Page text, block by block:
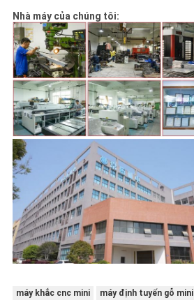
Nhà máy của chúng tôi:
máy khắc cnc mini máy định tuyến gỗ mini